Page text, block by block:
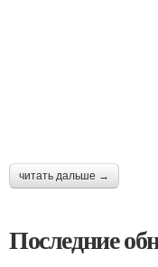
читать дальше →
Последние